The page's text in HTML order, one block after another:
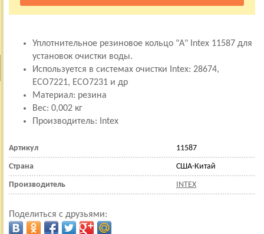
Уплотнительное резиновое кольцо "A" Intex 11587 для
установок очистки воды.
Используется в системах очистки Intex: 28674,
ECO7221, ECO7231 и др
Материал: резина
Вес: 0,002 кг
Производитель: Intex
Артикул 11587
Страна США-Китай
Производитель INTEX
Поделиться с друзьями: